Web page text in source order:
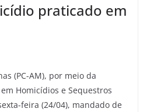
praticado em
(PC-AM), por meio da
Homicídios e Sequestros
feira (24/04), mandado de